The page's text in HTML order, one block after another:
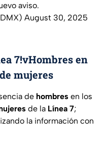
aviso.
August 30, 2025
7!vHombres en
mujeres
de hombres en los
de la Línea 7;
la información con